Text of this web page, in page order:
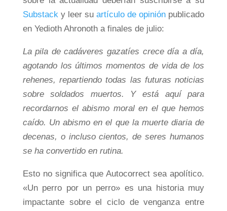
Substacky leer suartículo de opinión publicado
en Yedioth Ahronoth a finales de julio:
La pila de cadáveres gazatíes crece día a día,
agotando los últimos momentos de vida de los
rehenes, repartiendo todas las futuras noticias
sobre soldados muertos. Y está aquí para
recordarnos el abismo moral en el que hemos
caído. Un abismo en el que la muerte diaria de
decenas, o incluso cientos, de seres humanos
se ha convertido en rutina.
Esto no significa que Autocorrect sea apolítico.
«Un perro por un perro» es una historia muy
impactante sobre el ciclo de venganza entre